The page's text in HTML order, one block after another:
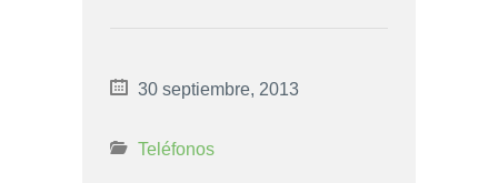
30 septiembre, 2013
Teléfonos